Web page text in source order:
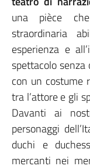
una pièce
straordinaria
esperienza e
spettacolo senza
con un costume
tra l’attore e gli
Davanti ai
personaggi
duchi e
mercanti nei